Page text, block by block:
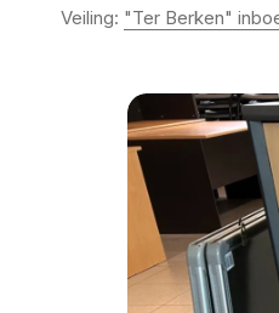
Veiling: "Ter Berken"